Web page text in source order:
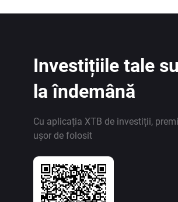
Investițiile tale
la îndemână
Cu aplicația XTB de investiții,
ușor de folosit